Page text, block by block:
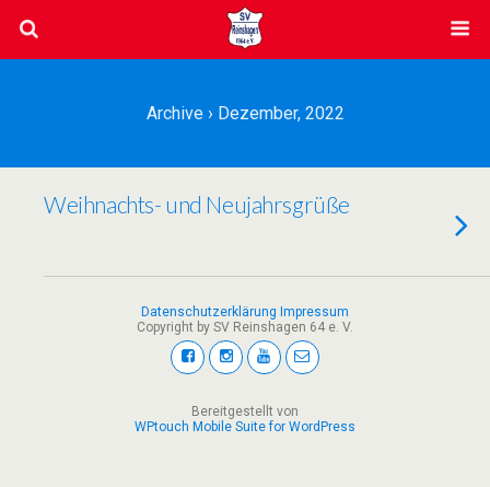
Archive › Dezember, 2022
Weihnachts- und Neujahrsgrüße
Datenschutzerklärung Impressum
Copyright by SV Reinshagen 64 e. V.
Bereitgestellt von
WPtouch Mobile Suite for WordPress